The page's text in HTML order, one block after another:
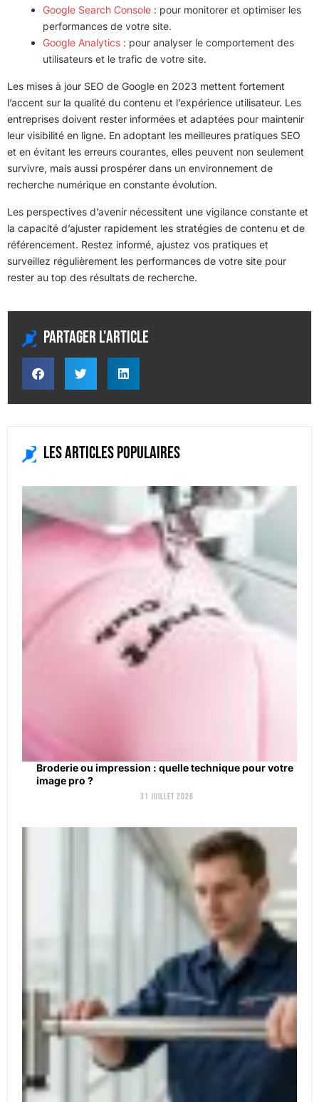
Google Search Console : pour monitorer et optimiser les
performances de votre site.
Google Analytics : pour analyser le comportement des
utilisateurs et le trafic de votre site.
Les mises à jour SEO de Google en 2023 mettent fortement
l’accent sur la qualité du contenu et l’expérience utilisateur. Les
entreprises doivent rester informées et adaptées pour maintenir
leur visibilité en ligne. En adoptant les meilleures pratiques SEO
et en évitant les erreurs courantes, elles peuvent non seulement
survivre, mais aussi prospérer dans un environnement de
recherche numérique en constante évolution.
Les perspectives d’avenir nécessitent une vigilance constante et
la capacité d’ajuster rapidement les stratégies de contenu et de
référencement. Restez informé, ajustez vos pratiques et
surveillez régulièrement les performances de votre site pour
rester au top des résultats de recherche.
Partager l'article
Les articles populaires
Broderie ou impression : quelle technique pour votre
image pro ?
31 juillet 2026